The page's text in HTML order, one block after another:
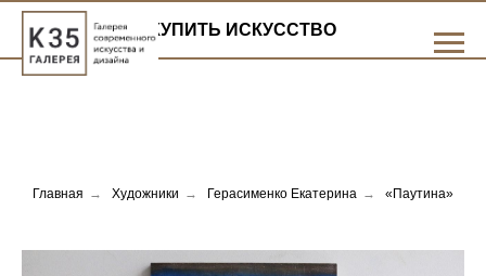
КУПИТЬ ИСКУССТВО
Главная → Художники → Герасименко Екатерина → «Паутина»